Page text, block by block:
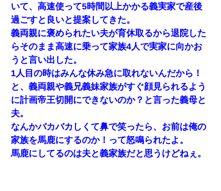
いて、高速使って5時間以上かかる義実家で産後
過ごすと良いと提案してきた。
義両親に褒められたい夫が育休取るから退院した
らそのまま高速に乗って家族4人で実家に向かお
うと言い出した。
1人目の時はみんな休み急に取れないんだから！
と、義両親や義兄義妹家族がすぐ顔見られるよう
に計画帝王切開にできないのか？と言った義母と
夫。
なんかバカバカしくて鼻で笑ったら、お前は俺の
家族を馬鹿にするのか！って怒鳴られたよ。
馬鹿にしてるのは夫と義家族だと思うけどねぇ。